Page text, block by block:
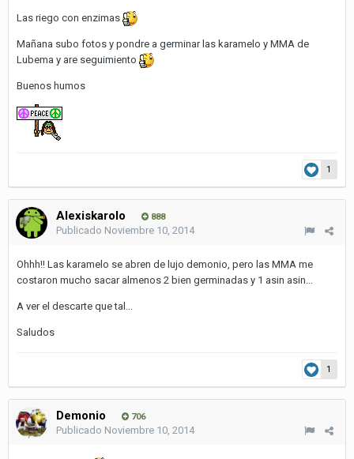
Las riego con enzimas
Mañana subo fotos y pondre a germinar las karamelo y MMA de
Lubema y are seguimiento
Buenos humos
1
Alexiskarolo 888
Publicado Noviembre 10, 2014
Ohhh!! Las karamelo se abren de lujo demonio, pero las MMA me
costaron mucho sacar almenos 2 bien germinadas y 1 asin asin...
A ver el descarte que tal...
Saludos
1
Demonio 706
Publicado Noviembre 10, 2014